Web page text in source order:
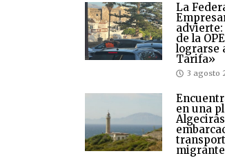
La
de la
lograrse
Tarifa»
3 agosto
en una